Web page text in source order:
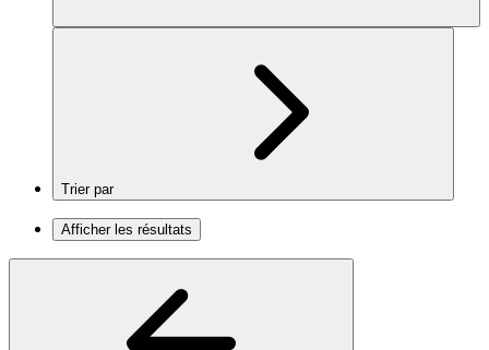
Trier par
Afficher les résultats